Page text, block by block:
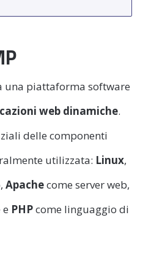
una piattaforma software
web dinamiche.
delle componenti
utilizzata: Linux,
Apachecome server web,
PHPcome linguaggio di